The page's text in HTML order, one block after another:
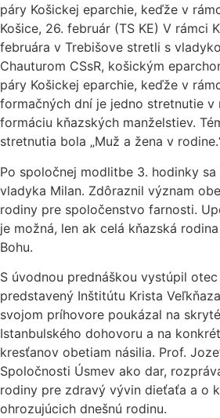
páry Košickej eparchie, keďže v
Košice, 26. február (TS KE) V rámci
februára v Trebišove stretli s
Chauturom CSsR, košickým
páry Košickej eparchie, keďže v
formačných dní je jedno stretnutie v
formáciu kňazských manželstiev.
stretnutia bola „Muž a žena v
Po spoločnej modlitbe 3. hodinky
vladyka Milan. Zdôraznil význam
rodiny pre spoločenstvo farnosti.
je možná, len ak celá kňazská
Bohu.
S úvodnou prednáškou vystúpil
predstavený Inštitútu Krista
svojom príhovore poukázal na
Istanbulského dohovoru a na
kresťanov obetiam násilia. Prof.
Spoločnosti Úsmev ako dar,
rodiny pre zdravý vývin dieťaťa a o
ohrozujúcich dnešnú rodinu.